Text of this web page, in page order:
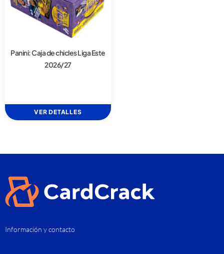
Panini: Caja de chicles Liga Este
2026/27
VER DETALLES
Información y contacto